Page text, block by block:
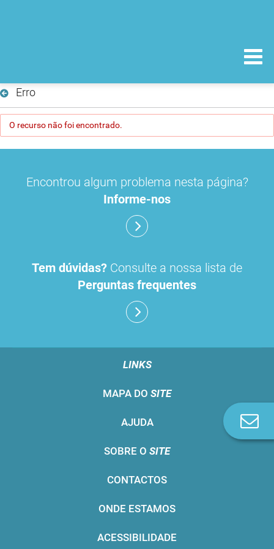
Erro
O recurso não foi encontrado.
Encontrou algum problema nesta página?
Informe-nos
Tem dúvidas? Consulte a nossa lista de
Perguntas frequentes
LINKS
MAPA DO SITE
AJUDA
SOBRE O SITE
CONTACTOS
ONDE ESTAMOS
ACESSIBILIDADE